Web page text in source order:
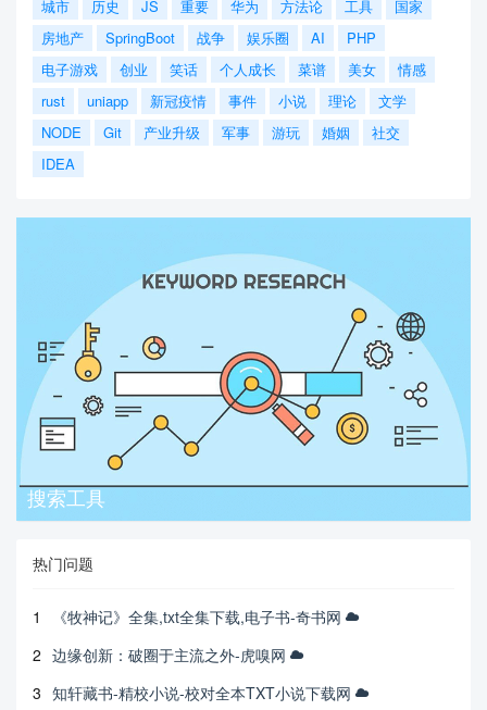
城市 历史 JS 重要 华为 方法论 工具
国家
房地产
SpringBoot 战争 娱乐圈 AI
PHP
电子游戏
创业 笑话 个人成长 菜谱 美女
情感
rust
uniapp 新冠疫情 事件 小说 理论
文学
NODE
Git 产业升级 军事 游玩 婚姻
社交
IDEA
搜索工具
热门问题
1
《牧神记》全集,txt全集下载,电子书-奇书网
2 边缘创新：破圈于主流之外-虎嗅网
3 知轩藏书-精校小说-校对全本TXT小说下载网